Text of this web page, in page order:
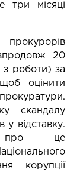
три місяці
прокурорів
впродовж 20
з роботи) за
оцінити
скандалу
у відставку.
про це
корупції